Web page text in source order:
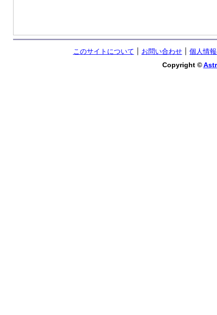
このサイトについて お問い合わせ
個人情
Copyright ©